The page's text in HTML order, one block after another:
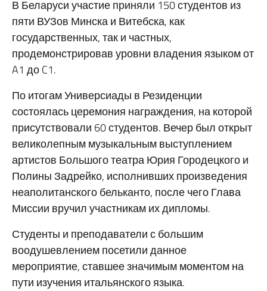
В Беларуси участие приняли 150 студентов из
пяти ВУЗов Минска и Витебска, как
государственных, так и частных,
продемонстрировав уровни владения языком от
A1 до C1.
По итогам Универсиады в Резиденции
состоялась церемония награждения, на которой
присутствовали 60 студентов. Вечер был открыт
великолепным музыкальным выступлением
артистов Большого театра Юрия Городецкого и
Полины Задрейко, исполнивших произведения
неаполитанского бельканто, после чего Глава
Миссии вручил участникам их дипломы.
Студенты и преподаватели с большим
воодушевлением посетили данное
мероприятие, ставшее значимым моментом на
пути изучения итальянского языка.